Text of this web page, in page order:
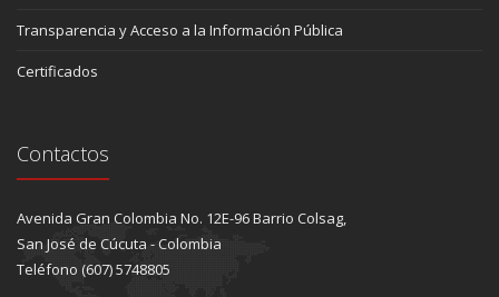
Transparencia y Acceso a la Información Pública
Certificados
Contactos
Avenida Gran Colombia No. 12E-96 Barrio Colsag,
San José de Cúcuta - Colombia
Teléfono (607) 5748805